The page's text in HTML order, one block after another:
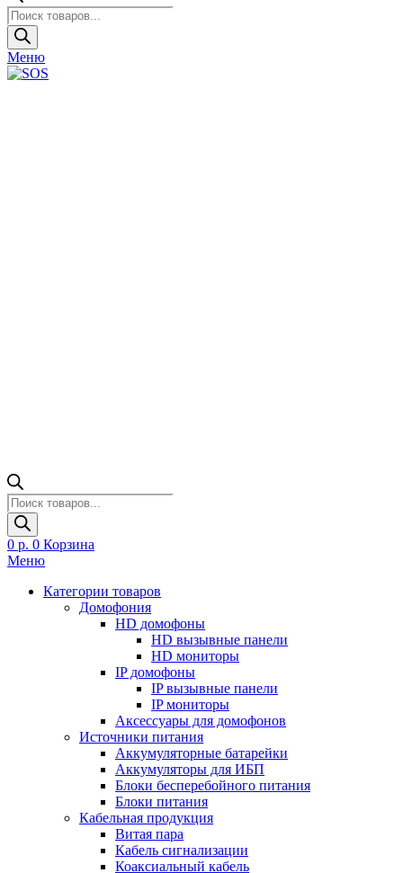
Поиск
товаров
Меню
Поиск
товаров
0 р. 0 Корзина
Меню
Категории товаров
Домофония
HD домофоны
HD вызывные панели
HD мониторы
IP домофоны
IP вызывные панели
IP мониторы
Аксессуары для домофонов
Источники питания
Аккумуляторные батарейки
Аккумуляторы для ИБП
Блоки бесперебойного питания
Блоки питания
Кабельная продукция
Витая пара
Кабель сигнализации
Коаксиальный кабель